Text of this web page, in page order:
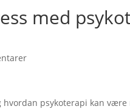
med
psykoterapi kan